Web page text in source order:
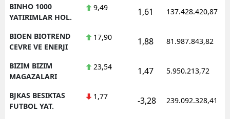
BINHO 1000
YATIRIMLAR HOL.
9,49 1,61 137.428.420,87
BIOEN BIOTREND
CEVRE VE ENERJI
17,90 1,88 81.987.843,82
BIZIM BIZIM
MAGAZALARI
23,54 1,47 5.950.213,72
BJKAS BESIKTAS
FUTBOL YAT.
1,77 -3,28 239.092.328,41